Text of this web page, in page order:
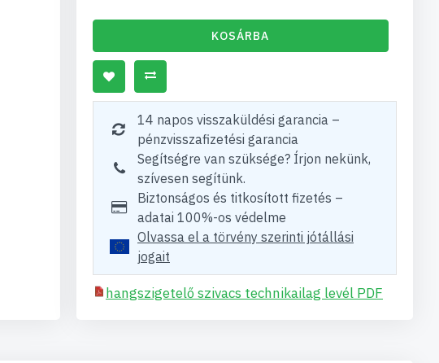
KOSÁRBA
14 napos visszaküldési garancia –
pénzvisszafizetési garancia
Segítségre van szüksége? Írjon nekünk,
szívesen segítünk.
Biztonságos és titkosított fizetés –
adatai 100%-os védelme
Olvassa el a törvény szerinti jótállási
jogait
hangszigetelő szivacs technikailag levél PDF